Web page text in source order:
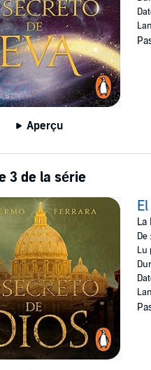
Aperçu
3 de la série
La
De
Lu